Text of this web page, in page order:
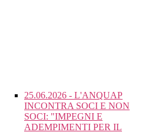
25.06.2026 - L'ANQUAP
INCONTRA SOCI E NON
SOCI: "IMPEGNI E
ADEMPIMENTI PER IL